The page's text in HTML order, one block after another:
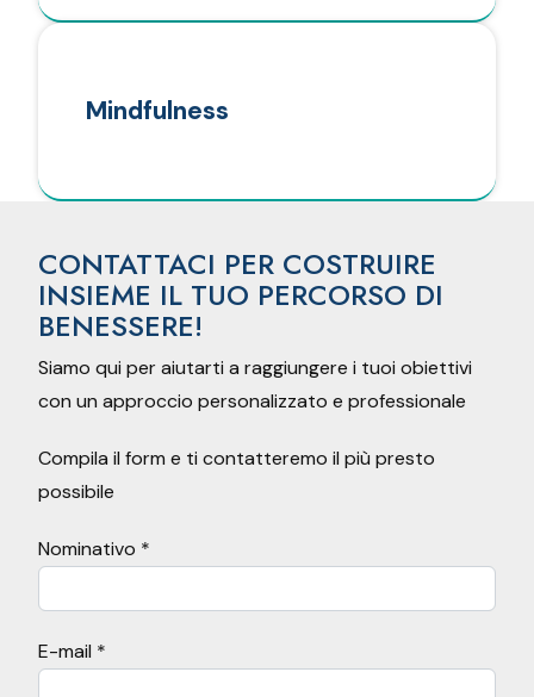
Mindfulness
CONTATTACI PER COSTRUIRE
INSIEME IL TUO PERCORSO DI
BENESSERE!
Siamo qui per aiutarti a raggiungere i tuoi obiettivi
con un approccio personalizzato e professionale
Compila il form e ti contatteremo il più presto
possibile
Nominativo *
E-mail *